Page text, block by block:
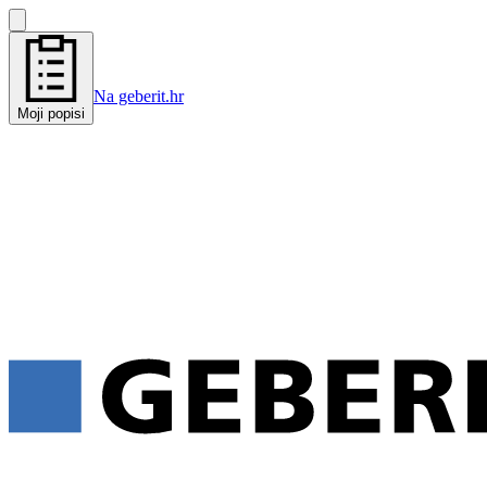
Moji popisi
Na geberit.hr